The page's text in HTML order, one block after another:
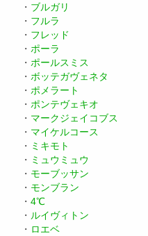
・ ブルガリ
・ フルラ
・ フレッド
・ ポーラ
・ ポールスミス
・ ボッテガヴェネタ
・ ポメラート
・ ポンテヴェキオ
・ マークジェイコブス
・ マイケルコース
・ ミキモト
・ ミュウミュウ
・ モーブッサン
・ モンブラン
・ 4℃
・ ルイヴィトン
・ ロエベ